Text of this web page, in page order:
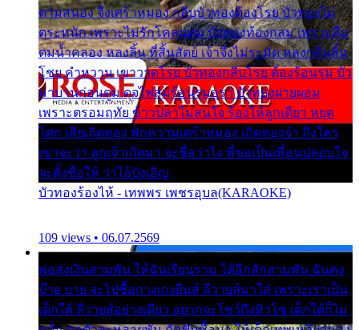
ตามสนอง จึงเศร้าหมอง กลีบบัวทองต้องโรย บัวทองไม่
ตระหนัก เพราะไม่รักโคลนตม บัวทองท้องกลม เพราะลืม
ตมน้ำคลอง หลงลิ้น ที่สิ้นสัตย์ เจ้าจึงไม่ระมัด หลงกลิ่นลิ้น
โชย คำหวาน เขาวาดโรย บัวทองกลีบโรย ต้องร้อนรุม บัว
มาบานก่อนตูม ดุจไฟสุมร้อนรุมอุรา บัวทองผ่ายผอม
เพราะตรอมฤทัย ข้าวปลาไม่สนใจ ร้องไห้ลูกเดียว หยุด
โศก เสียเถิดทอง พักความเศร้าหมอง เถิดทองจ๋า ถึงใคร
เขาจะว่า ลูกเจ้าเกิดมา จะชื่อว่าไง พี่ขอเป็นเพื่อนปลอบใจ
จะตั้งชื่อให้ ว่าไอ้บังเอิญ
บัวทองร้องไห้ - เทพพร เพชรอุบล(KARAOKE)
109 views • 06.07.2569
พ่อส่งเงินสามพัน ให้ฉันเรียนราม ได้อีกสักสามพัน ฉันคง
บ๊าย บาย จะไปซื้อกางเกงยีนส์ ลีวายส์มาใส่ เพราะเราเป็น
เด็กใต้ ลีวายส์อย่างเดียว อยากจะโชว์ถึงหิวโซ เด็กใต้ก็ไม่